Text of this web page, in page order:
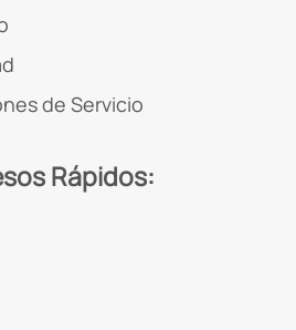
de Servicio
Rápidos: